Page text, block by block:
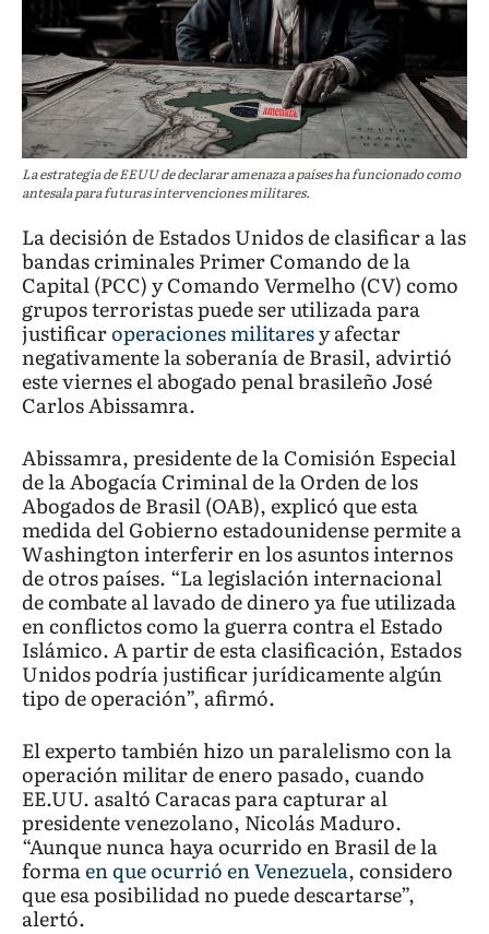
La estrategia de EEUU de declarar amenaza a países ha funcionado como
antesala para futuras intervenciones militares.
La decisión de Estados Unidos de clasificar a las
bandas criminales Primer Comando de la
Capital (PCC) y Comando Vermelho (CV) como
grupos terroristas puede ser utilizada para
justificaroperaciones militaresy afectar
negativamente la soberanía de Brasil, advirtió
este viernes el abogado penal brasileño José
Carlos Abissamra.
Abissamra, presidente de la Comisión Especial
de la Abogacía Criminal de la Orden de los
Abogados de Brasil (OAB), explicó que esta
medida del Gobierno estadounidense permite a
Washington interferir en los asuntos internos
de otros países. “La legislación internacional
de combate al lavado de dinero ya fue utilizada
en conflictos como la guerra contra el Estado
Islámico. A partir de esta clasificación, Estados
Unidos podría justificar jurídicamente algún
tipo de operación”, afirmó.
El experto también hizo un paralelismo con la
operación militar de enero pasado, cuando
EE.UU. asaltó Caracas para capturar al
presidente venezolano, Nicolás Maduro.
“Aunque nunca haya ocurrido en Brasil de la
formaen que ocurrió en Venezuela, considero
que esa posibilidad no puede descartarse”,
alertó.